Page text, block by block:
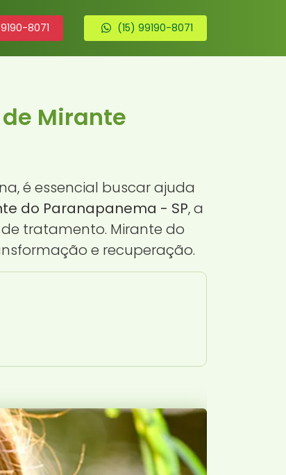
8071 (15) 99190-8071
Mirante
é essencial buscar ajuda
do Paranapanema - SP, a
tratamento. Mirante do
e recuperação.